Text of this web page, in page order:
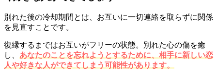
別れた後の冷却期間とは、お互いに一切連絡を取らずに関係
を見直すことです。
復縁するまではお互いがフリーの状態。別れた心の傷を癒
し、 あなたのことを忘れようとするために、相手に新しい恋
人や好きな人ができてしまう可能性があります。